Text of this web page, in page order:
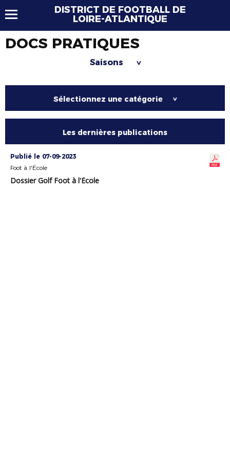
DISTRICT DE FOOTBALL DE
LOIRE-ATLANTIQUE
DOCS PRATIQUES
Saisons >
Sélectionnez une catégorie >
Les dernières publications
Publié le 07-09-2023
Foot à l'École
Dossier Golf Foot à l'École